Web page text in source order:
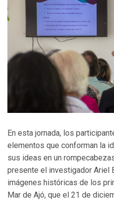
En esta jornada, los
elementos que conforman la
sus ideas en un
presente el investigador Ariel
imágenes históricas de los
Mar de Ajó, que el 21 de